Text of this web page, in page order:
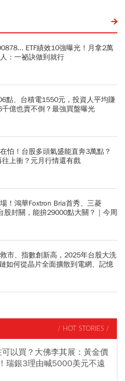
ETF績效10強曝光！月拿2萬
：一祕訣做到就行
點、台積電1550元，投資人平均賺
億也賣不倒？最強買盤曝光
怕！台股多頭氣盛能直奔3萬點？
上衝？元月行情還有戲
！鴻華Foxtron Bria首秀、三菱
股封關，能拚29000點大關？｜今周
市、指數創新高，2025年台股大洗
如何從晶片全面擴散到電網、記憶
/ HOT STORIES /
以買？大佛李其展：黃金價
瑞銀3理由喊5000美元不遠